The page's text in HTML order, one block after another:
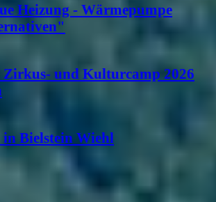
Heizung - Wärmepumpe
Zirkus- und Kulturcamp 2026
in Bielstein Wiehl